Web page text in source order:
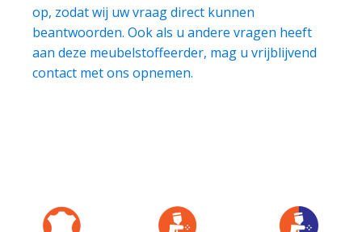
op, zodat wij uw vraag direct kunnen
beantwoorden. Ook als u andere vragen heeft
aan deze meubelstoffeerder, mag u vrijblijvend
contact met ons opnemen.